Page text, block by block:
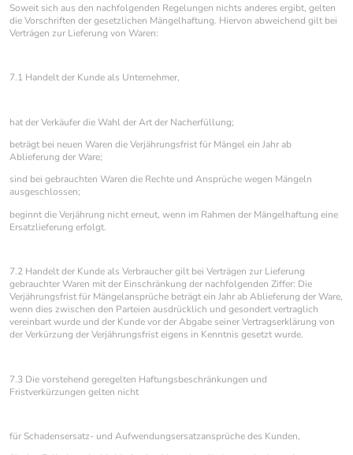
Soweit sich aus den nachfolgenden Regelungen nichts anderes ergibt, gelten
die Vorschriften der gesetzlichen Mängelhaftung. Hiervon abweichend gilt bei
Verträgen zur Lieferung von Waren:
7.1 Handelt der Kunde als Unternehmer,
hat der Verkäufer die Wahl der Art der Nacherfüllung;
beträgt bei neuen Waren die Verjährungsfrist für Mängel ein Jahr ab
Ablieferung der Ware;
sind bei gebrauchten Waren die Rechte und Ansprüche wegen Mängeln
ausgeschlossen;
beginnt die Verjährung nicht erneut, wenn im Rahmen der Mängelhaftung eine
Ersatzlieferung erfolgt.
7.2 Handelt der Kunde als Verbraucher gilt bei Verträgen zur Lieferung
gebrauchter Waren mit der Einschränkung der nachfolgenden Ziffer: Die
Verjährungsfrist für Mängelansprüche beträgt ein Jahr ab Ablieferung der Ware,
wenn dies zwischen den Parteien ausdrücklich und gesondert vertraglich
vereinbart wurde und der Kunde vor der Abgabe seiner Vertragserklärung von
der Verkürzung der Verjährungsfrist eigens in Kenntnis gesetzt wurde.
7.3 Die vorstehend geregelten Haftungsbeschränkungen und
Fristverkürzungen gelten nicht
für Schadensersatz- und Aufwendungsersatzansprüche des Kunden,